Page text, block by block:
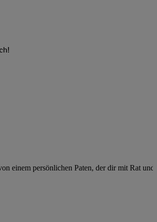
einem persönlichen Paten, der dir mit Rat und